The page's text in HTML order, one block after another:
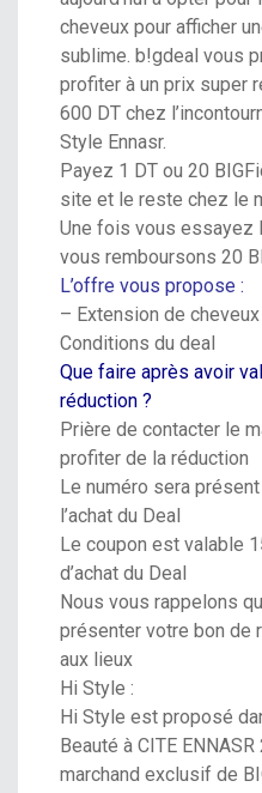
cheveux pour afficher
sublime. b!gdeal vous
profiter à un prix super
600 DT chez
Style Ennasr.
Payez 1 DT ou 20
site et le reste chez le
Une fois vous essayez
vous remboursons 20
L’offre vous propose :
– Extension de
Conditions du deal
Que faire après avoir
réduction ?
Prière de contacter le
profiter de la réduction
Le numéro sera
l’achat du Deal
Le coupon est valable
d’achat du Deal
Nous vous rappelons
présenter votre bon de
aux lieux
Hi Style :
Hi Style est proposé
Beauté à CITE
marchand exclusif de